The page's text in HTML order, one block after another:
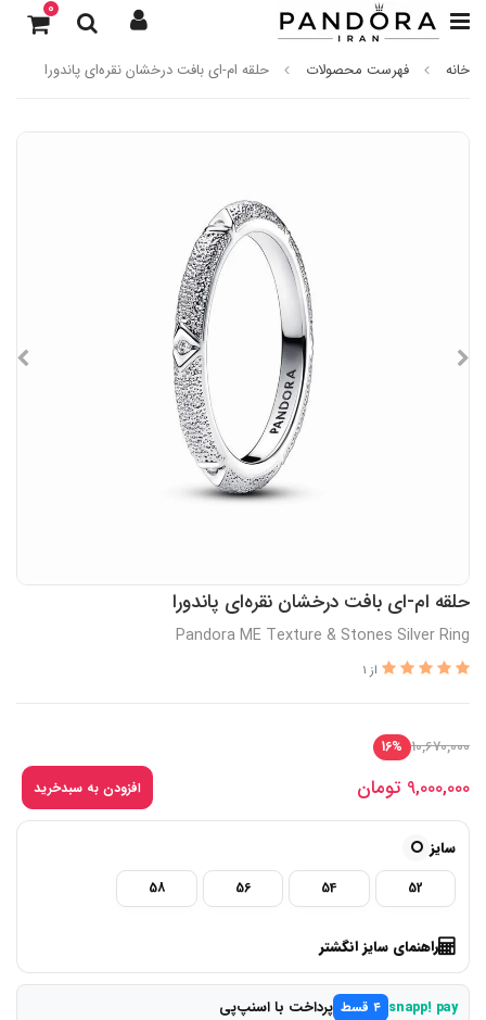
0
خانه فهرست محصولات حلقه ام-ای بافت درخشان نقره‌ای پاندورا
حلقه ام-ای بافت درخشان نقره‌ای پاندورا
Pandora ME Texture & Stones Silver Ring
از 1
10,670,000
16%
9,000,000 تومان افزودن به سبدخرید
سایز
52
54
56
58
راهنمای سایز انگشتر
snapp! pay ۴ قسط پرداخت با اسنپ‌پی